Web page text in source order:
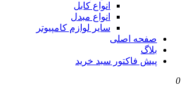
انواع کابل
انواع مبدل
سایر لوازم کامپیوتر
صفحه اصلی
بلاگ
پیش فاکتور سبد خرید
0